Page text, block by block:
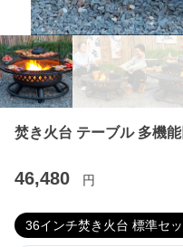
焚き火台 テーブル 多機
46,480 円
36インチ焚き火台 標準セッ